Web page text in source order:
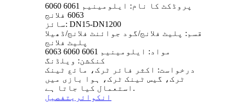
پروڈکٹ کا نام: ایلومینیم 6061 6060
6063 فلانج
سائز: DN15-DN1200
قسم: پلیٹ فلانج/گود جوائنٹ فلانج/ڈھیلا
پلیٹ فلانج
مواد: ایلومینیم 6061 6060 6063
کنکشن: ویلڈنگ
درخواست: اکثر فائر ٹرک، مائع ٹینک
ٹرک، گیس ٹینک ٹرک، ہوا بازی میں
استعمال کیا جاتا ہے.
انکوائری تفصیل